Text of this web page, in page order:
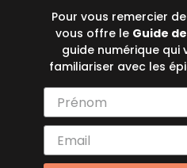
Pour vous remercier
vous offre le Guide
guide numérique qui
familiariser avec les